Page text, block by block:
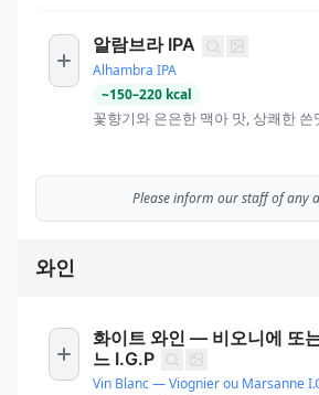
알람브라 IPA
Alhambra IPA
~150–220 kcal
꽃향기와 은은한 맥아 맛, 상쾌한 쓴
Please inform our staff of any
와인
화이트 와인 — 비오니에 또
느 I.G.P
Vin Blanc — Viognier ou Marsanne